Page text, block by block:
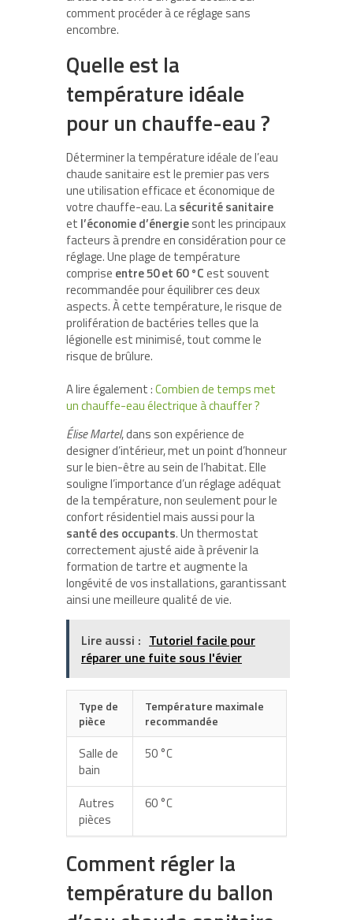
comment procéder à ce réglage sans
encombre.
Quelle est la
température idéale
pour un chauffe-eau ?
Déterminer la température idéale de l’eau
chaude sanitaire est le premier pas vers
une utilisation efficace et économique de
votre chauffe-eau. Lasécurité sanitaire
et l’économie d’énergiesont les principaux
facteurs à prendre en considération pour ce
réglage. Une plage de température
comprise entre 50 et 60 °Cest souvent
recommandée pour équilibrer ces deux
aspects. À cette température, le risque de
prolifération de bactéries telles que la
légionelle est minimisé, tout comme le
risque de brûlure.
A lire également :Combien de temps met
un chauffe-eau électrique à chauffer ?
Élise Martel, dans son expérience de
designer d’intérieur, met un point d’honneur
sur le bien-être au sein de l’habitat. Elle
souligne l’importance d’un réglage adéquat
de la température, non seulement pour le
confort résidentiel mais aussi pour la
santé des occupants. Un thermostat
correctement ajusté aide à prévenir la
formation de tartre et augmente la
longévité de vos installations, garantissant
ainsi une meilleure qualité de vie.
Lire aussi : Tutoriel facile pour
réparer une fuite sous l'évier
Type de
pièce
Température maximale
recommandée
Salle de
bain
50 °C
Autres
pièces
60 °C
Comment régler la
température du ballon